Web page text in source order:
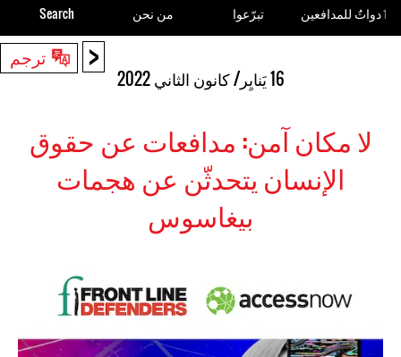
< ترجم
16 يَنايِر/ كانون الثاني 2022
لا مكان آمن: مدافعات عن حقوق
الإنسان يتحدثّن عن هجمات
بيغاسوس
ٲدواتٌ للمدافعين تبرّعوا من نحن Search